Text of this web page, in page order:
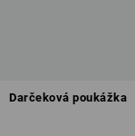
Darčeková poukážka